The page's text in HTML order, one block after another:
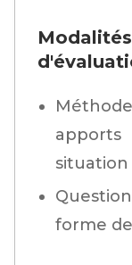
situation
forme